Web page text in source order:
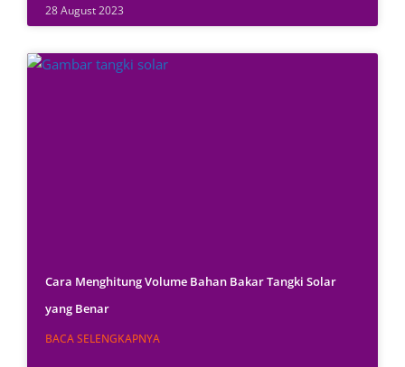
28 August 2023
Cara Menghitung Volume Bahan Bakar Tangki Solar
yang Benar
BACA SELENGKAPNYA